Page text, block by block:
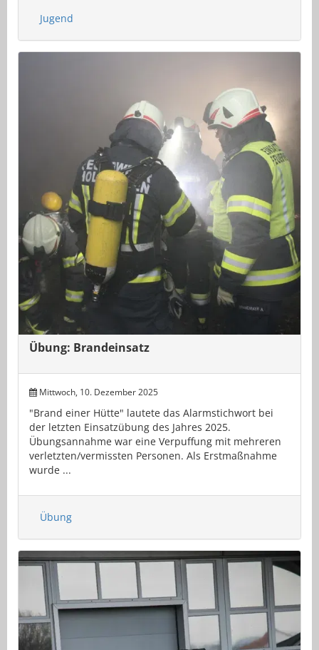
Jugend
Übung: Brandeinsatz
Mittwoch, 10. Dezember 2025
"Brand einer Hütte" lautete das Alarmstichwort bei
der letzten Einsatzübung des Jahres 2025.
Übungsannahme war eine Verpuffung mit mehreren
verletzten/vermissten Personen. Als Erstmaßnahme
wurde ...
Übung